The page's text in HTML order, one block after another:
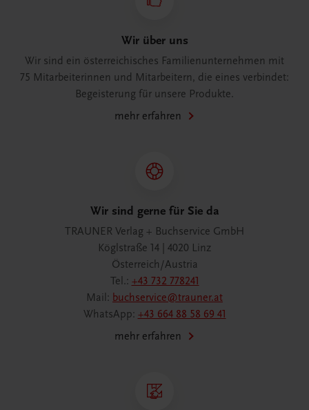
Wir über uns
Wir sind ein österreichisches Familienunternehmen mit
75 Mitarbeiterinnen und Mitarbeitern, die eines verbindet:
Begeisterung für unsere Produkte.
mehr erfahren
Wir sind gerne für Sie da
TRAUNER Verlag + Buchservice GmbH
Köglstraße 14 | 4020 Linz
Österreich/Austria
Tel.: +43 732 778241
Mail: buchservice@trauner.at
WhatsApp: +43 664 88 58 69 41
mehr erfahren